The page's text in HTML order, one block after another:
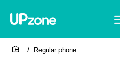
Regular phone